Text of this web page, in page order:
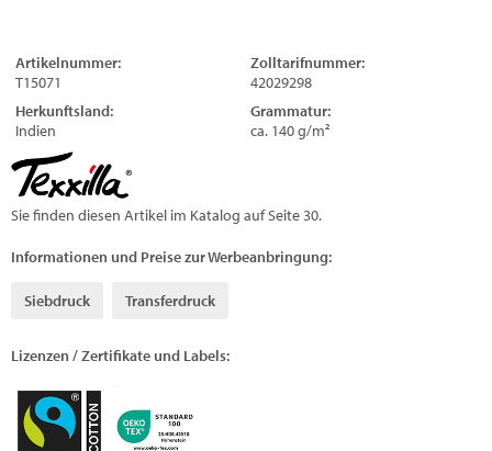
Artikelnummer:
T15071
Zolltarifnummer:
42029298
Herkunftsland:
Indien
Grammatur:
ca. 140 g/m²
Sie finden diesen Artikel im Katalog auf Seite 30.
Informationen und Preise zur Werbeanbringung:
Siebdruck Transferdruck
Lizenzen / Zertifikate und Labels: